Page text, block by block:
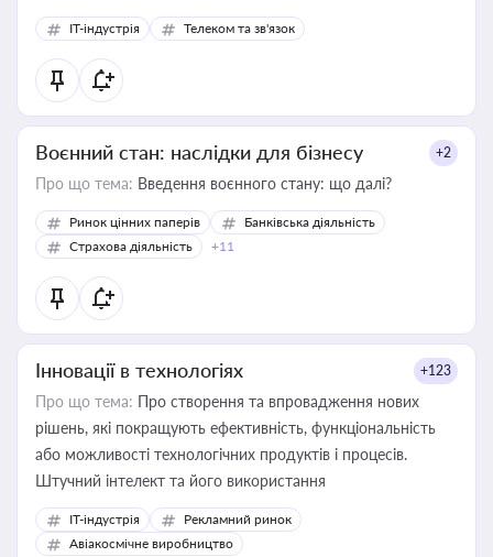
IT-індустрія Телеком та зв'язок
Воєнний стан: наслідки для бізнесу +2
Про що тема: Введення воєнного стану: що далі?
Ринок цінних паперів
Банківська діяльність
Страхова діяльність
+11
Інновації в технологіях +123
Про що тема: Про створення та впровадження нових
рішень, які покращують ефективність, функціональність
або можливості технологічних продуктів і процесів.
Штучний інтелект та його використання
IT-індустрія
Рекламний ринок
Авіакосмічне виробництво